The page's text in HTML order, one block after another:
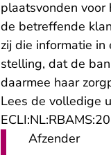
plaatsvonden voor
de betreffende
zij die informatie
stelling, dat de
daarmee haar
Lees de volledige
Afzender